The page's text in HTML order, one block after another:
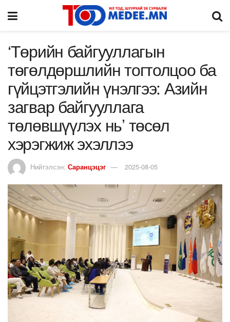
‘Төрийн байгууллагын
төгөлдөршлийн тогтолцоо ба
гүйцэтгэлийн үнэлгээ: Азийн
загвар байгууллага
төлөвшүүлэх нь’ төсөл
хэрэгжиж эхэллээ
Нийтэлсэн: Саранцэцэг 2025-08-05